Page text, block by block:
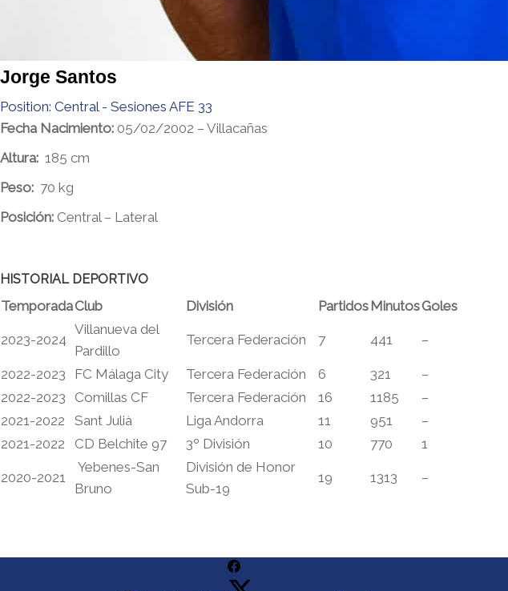
Jorge Santos
Position: Central - Sesiones AFE 33
Fecha Nacimiento: 05/02/2002 – Villacañas
Altura: 185 cm
Peso: 70 kg
Posición: Central – Lateral
HISTORIAL DEPORTIVO
TemporadaClub División Partidos MinutosGoles
2023-2024
Villanueva del
Pardillo
Tercera Federación 7 441 –
2022-2023 FC Málaga City Tercera Federación 6 321
–
2022-2023
Comillas CF Tercera Federación 16 1185
–
2021-2022
Sant Julià Liga Andorra 11 951
–
2021-2022
CD Belchite 97 3º División 10 770 1
2020-2021
Yebenes-San
Bruno
División de Honor
Sub-19
19 1313 –